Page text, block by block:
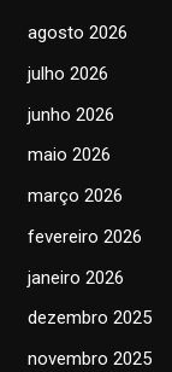
agosto 2026
julho 2026
junho 2026
maio 2026
março 2026
fevereiro 2026
janeiro 2026
dezembro 2025
novembro 2025